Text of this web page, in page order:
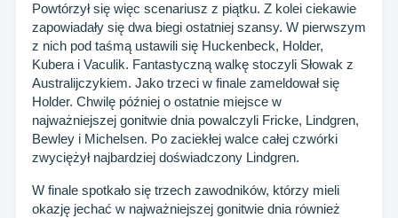
Powtórzył się więc scenariusz z piątku. Z kolei ciekawie
zapowiadały się dwa biegi ostatniej szansy. W pierwszym
z nich pod taśmą ustawili się Huckenbeck, Holder,
Kubera i Vaculik. Fantastyczną walkę stoczyli Słowak z
Australijczykiem. Jako trzeci w finale zameldował się
Holder. Chwilę później o ostatnie miejsce w
najważniejszej gonitwie dnia powalczyli Fricke, Lindgren,
Bewley i Michelsen. Po zaciekłej walce całej czwórki
zwyciężył najbardziej doświadczony Lindgren.
W finale spotkało się trzech zawodników, którzy mieli
okazję jechać w najważniejszej gonitwie dnia również